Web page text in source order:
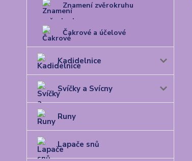
Znamení zvěrokruhu
Čakrové a účelové
Kadidelnice
Svíčky a Svícny
Runy
Lapače snů